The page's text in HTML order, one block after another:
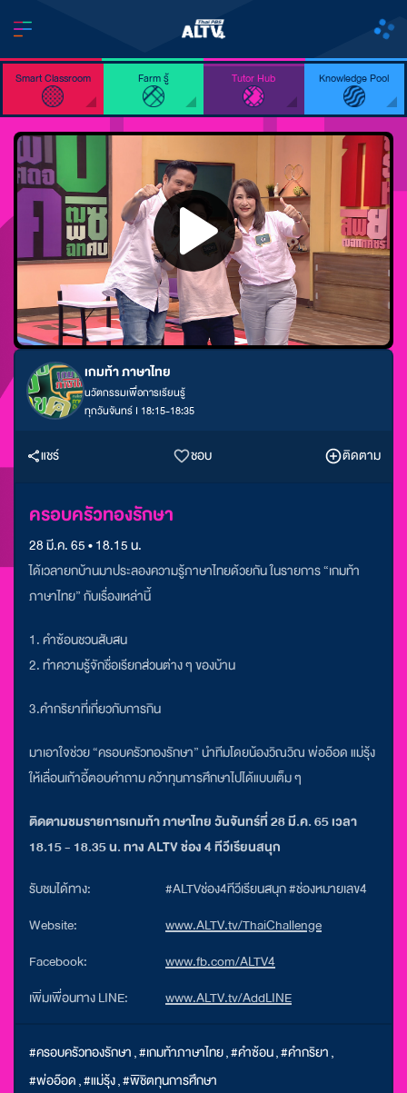
Smart Classroom Farm รู้ Tutor Hub Knowledge Pool
เกมท้า ภาษาไทย
นวัตกรรมเพื่อการเรียนรู้
ทุกวันจันทร์ I 18:15-18:35
แชร์ ชอบ ติดตาม
ครอบครัวทองรักษา
28 มี.ค. 65 • 18.15 น.
ได้เวลายกบ้านมาประลองความรู้ภาษาไทยด้วยกัน ในรายการ “เกมท้า
ภาษาไทย” กับเรื่องเหล่านี้
1. คำซ้อนชวนสับสน
2. ทำความรู้จักชื่อเรียกส่วนต่าง ๆ ของบ้าน
3.คำกริยาที่เกี่ยวกับการกิน
มาเอาใจช่วย “ครอบครัวทองรักษา” นำทีมโดยน้องวิณวิณ พ่ออ๊อด แม่รุ้ง
ให้เลื่อนเก้าอี้ตอบคำถาม คว้าทุนการศึกษาไปได้แบบเต็ม ๆ
ติดตามชมรายการเกมท้า ภาษาไทย วันจันทร์ที่ 28 มี.ค. 65 เวลา
18.15 - 18.35 น. ทาง ALTV ช่อง 4 ทีวีเรียนสนุก
รับชมได้ทาง:
#ALTVช่อง4ทีวีเรียนสนุก #ช่องหมายเลข4
Website:
www.ALTV.tv/ThaiChallenge
Facebook:
www.fb.com/ALTV4
เพิ่มเพื่อนทาง LINE:
www.ALTV.tv/AddLINE
#ครอบครัวทองรักษา,#เกมท้าภาษาไทย,#คำซ้อน,#คำกริยา,
#พ่ออ๊อด,#แม่รุ้ง,#พิชิตทุนการศึกษา